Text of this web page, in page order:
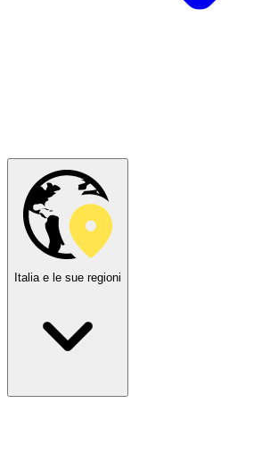
Italia e le sue regioni